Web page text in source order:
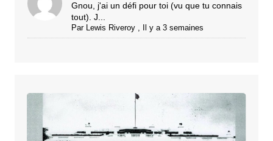
Gnou, j'ai un défi pour toi (vu que tu connais
tout). J...
Par Lewis Riveroy, Il y a 3 semaines
KENDRICK